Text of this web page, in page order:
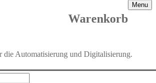
Warenkorb
Menu
die Automatisierung und Digitalisierung.